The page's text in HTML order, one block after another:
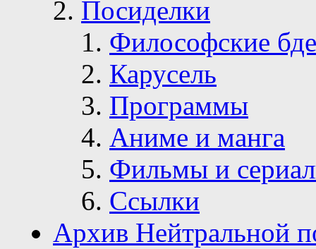
Посиделки
Философские
Карусель
Программы
Аниме и манга
Фильмы и
Ссылки
Архив Нейтральной